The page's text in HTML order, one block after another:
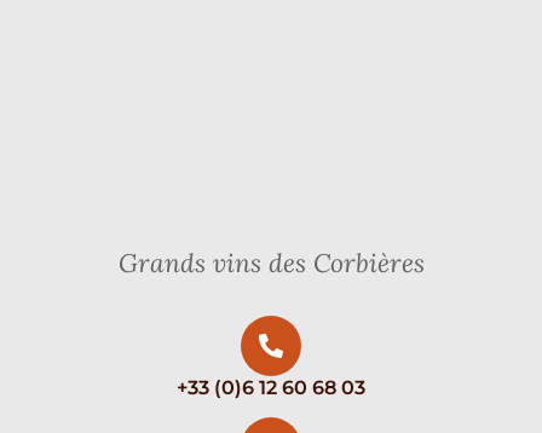
Grands vins des Corbières
+33 (0)6 12 60 68 03